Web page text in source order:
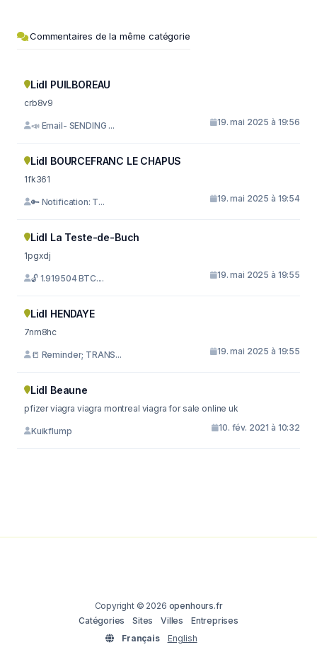
Commentaires de la même catégorie
Lidl PUILBOREAU
crb8v9
📣 Email- SENDING ... 19. mai 2025 à 19:56
Lidl BOURCEFRANC LE CHAPUS
1fk361
🔑 Notification: T... 19. mai 2025 à 19:54
Lidl La Teste-de-Buch
1pgxdj
🔓 1.919504 BTC.... 19. mai 2025 à 19:55
Lidl HENDAYE
7nm8hc
📒 Reminder; TRANS... 19. mai 2025 à 19:55
Lidl Beaune
pfizer viagra viagra montreal viagra for sale online uk
Kuikflump 10. fév. 2021 à 10:32
Copyright © 2026 openhours.fr
Catégories
Sites Villes
Entreprises
Français
English